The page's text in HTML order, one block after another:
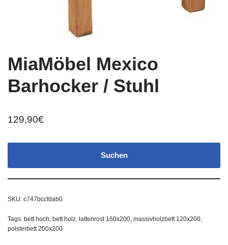
MiaMöbel Mexico
Barhocker / Stuhl
129,90€
Suchen
SKU: c747bccfdab0
Tags: bett hoch, bett holz, lattenrost 160x200, massivholzbett 120x200,
polsterbett 200x200